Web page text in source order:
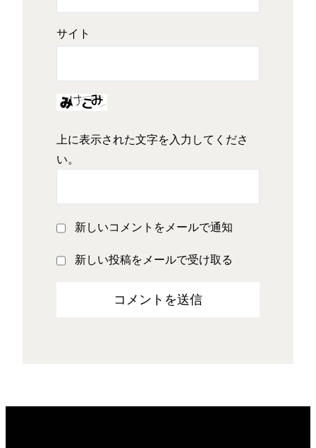
サイト
上に表示された文字を入力してくださ
い。
新しいコメントをメールで通知
新しい投稿をメールで受け取る